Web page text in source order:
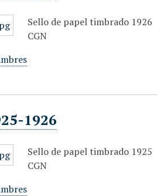
Sello de papel timbrado 1926
CGN
1926
Sello de papel timbrado 1925
CGN